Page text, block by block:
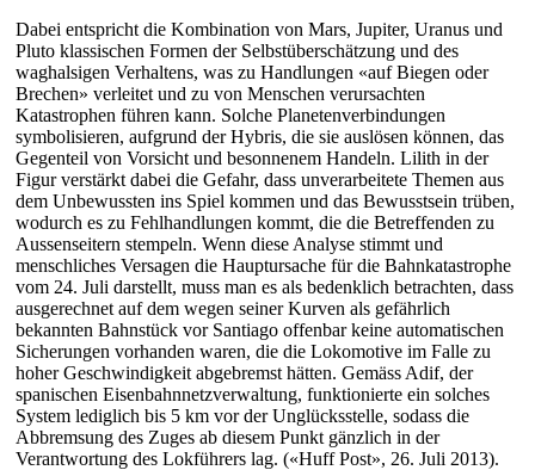
Dabei entspricht die Kombination von Mars, Jupiter, Uranus und
Pluto klassischen Formen der Selbstüberschätzung und des
waghalsigen Verhaltens, was zu Handlungen «auf Biegen oder
Brechen» verleitet und zu von Menschen verursachten
Katastrophen führen kann. Solche Planetenverbindungen
symbolisieren, aufgrund der Hybris, die sie auslösen können, das
Gegenteil von Vorsicht und besonnenem Handeln. Lilith in der
Figur verstärkt dabei die Gefahr, dass unverarbeitete Themen aus
dem Unbewussten ins Spiel kommen und das Bewusstsein trüben,
wodurch es zu Fehlhandlungen kommt, die die Betreffenden zu
Aussenseitern stempeln. Wenn diese Analyse stimmt und
menschliches Versagen die Hauptursache für die Bahnkatastrophe
vom 24. Juli darstellt, muss man es als bedenklich betrachten, dass
ausgerechnet auf dem wegen seiner Kurven als gefährlich
bekannten Bahnstück vor Santiago offenbar keine automatischen
Sicherungen vorhanden waren, die die Lokomotive im Falle zu
hoher Geschwindigkeit abgebremst hätten. Gemäss Adif, der
spanischen Eisenbahnnetzverwaltung, funktionierte ein solches
System lediglich bis 5 km vor der Unglücksstelle, sodass die
Abbremsung des Zuges ab diesem Punkt gänzlich in der
Verantwortung des Lokführers lag. («Huff Post», 26. Juli 2013).